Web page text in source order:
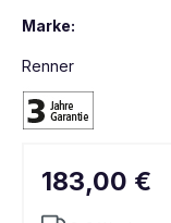
Marke:
Renner
183,00 €